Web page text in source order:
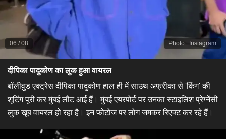
Photo : Instagram
06 /08
दीपिका पादुकोण का लुक हुआ वायरल
बॉलीवुड एक्ट्रेस दीपिका पादुकोण हाल ही में साउथ अफ्रीका से 'किंग' की
शूटिंग पूरी कर मुंबई लौट आई हैं। मुंबई एयरपोर्ट पर उनका स्टाइलिश प्रेग्नेंसी
लुक खूब वायरल हो रहा है। इन फोटोज पर लोग जमकर रिएक्ट कर रहे हैं।